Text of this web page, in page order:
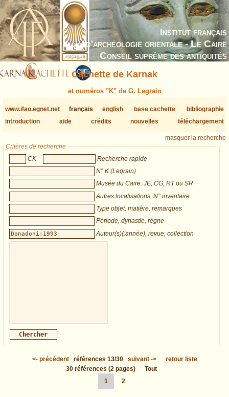
Institut français
d’archéologie orientale - Le Caire
Conseil suprême des antiquités
Cachette de Karnak
et numéros "K" de G. Legrain
www.ifao.egnet.net français english base cachette
bibliographie
introduction
aide crédits nouvelles téléchargement
masquer la recherche
Critères de recherche
CK
Recherche rapide
N° K (Legrain)
Musée du Caire: JE, CG, RT ou SR
Autres localisations, N° inventaire
Type objet, matière, remarques
Période, dynastie, règne
Auteur(s)(:année), revue, collection
<- précédent références 13/30 suivant->
retour liste
30 références (2 pages)
Tout
1
2